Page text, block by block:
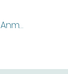
Anmelden